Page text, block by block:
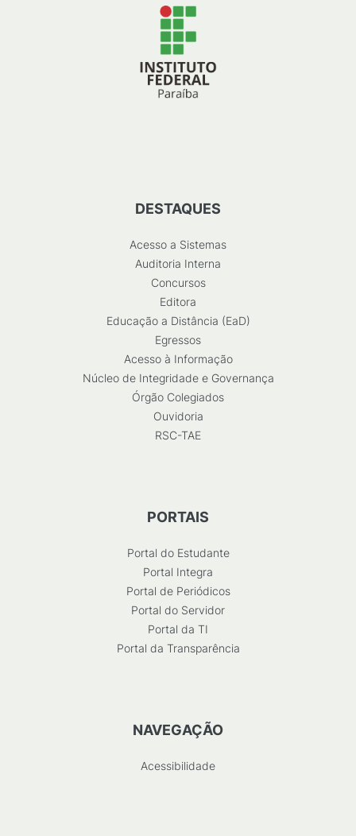
DESTAQUES
Acesso a Sistemas
Auditoria Interna
Concursos
Editora
Educação a Distância (EaD)
Egressos
Acesso à Informação
Núcleo de Integridade e Governança
Órgão Colegiados
Ouvidoria
RSC-TAE
PORTAIS
Portal do Estudante
Portal Integra
Portal de Periódicos
Portal do Servidor
Portal da TI
Portal da Transparência
NAVEGAÇÃO
Acessibilidade